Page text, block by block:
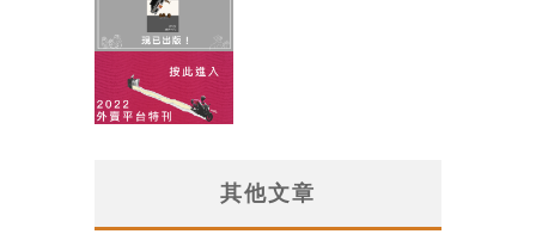
其他文章